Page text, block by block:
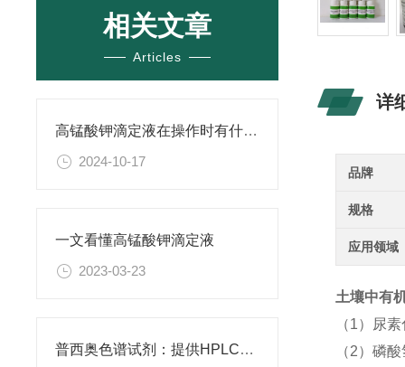
相关文章
Articles
高锰酸钾滴定液在操作时有什么要领可言呢？
2024-10-17
一文看懂高锰酸钾滴定液
2023-03-23
普西奥色谱试剂：提供HPLC级、LC-MS级等多种规格色谱试剂
详
品牌
规格
应用领域
土壤中有
（1）
（2）磷